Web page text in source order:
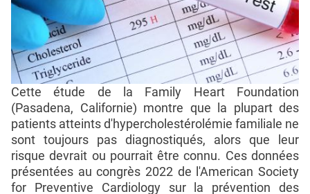
Cette étude de la Family Heart Foundation
(Pasadena, Californie) montre que la plupart des
patients atteints d'hypercholestérolémie familiale ne
sont toujours pas diagnostiqués, alors que leur
risque devrait ou pourrait être connu. Ces données
présentées au congrès 2022 de l'American Society
for Preventive Cardiology sur la prévention des